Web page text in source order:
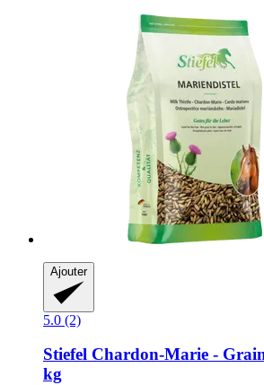
Ajouter
5.0 (2)
Stiefel Chardon-​Marie -​
kg